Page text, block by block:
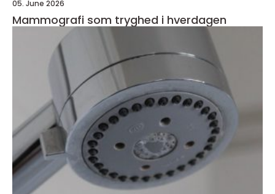
05. June 2026
Mammografi som tryghed i hverdagen